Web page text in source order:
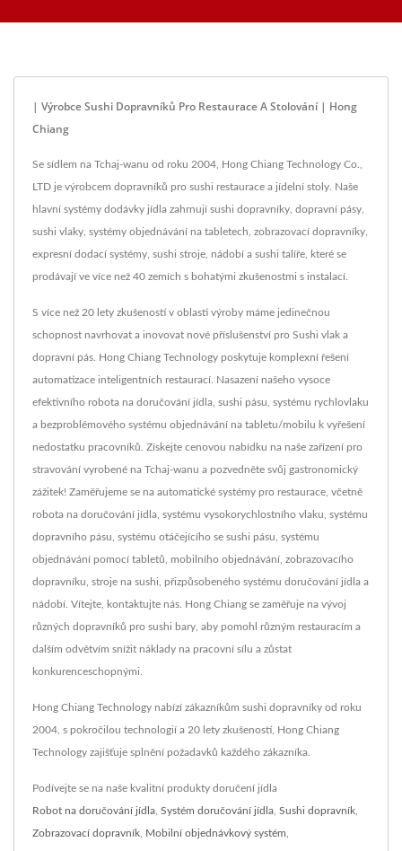
Jídla | Hong Chiang
nádobí. Vítejte, kontaktujte nás.
| Výrobce Sushi Dopravníků Pro Restaurace A Stolování | Hong
Chiang
Se sídlem na Tchaj-wanu od roku 2004, Hong Chiang Technology Co.,
LTD je výrobcem dopravníků pro sushi restaurace a jídelní stoly. Naše
hlavní systémy dodávky jídla zahrnují sushi dopravníky, dopravní pásy,
sushi vlaky, systémy objednávání na tabletech, zobrazovací dopravníky,
expresní dodací systémy, sushi stroje, nádobí a sushi talíře, které se
prodávají ve více než 40 zemích s bohatými zkušenostmi s instalací.
S více než 20 lety zkušeností v oblasti výroby máme jedinečnou
schopnost navrhovat a inovovat nové příslušenství pro Sushi vlak a
dopravní pás. Hong Chiang Technology poskytuje komplexní řešení
automatizace inteligentních restaurací. Nasazení našeho vysoce
efektivního robota na doručování jídla, sushi pásu, systému rychlovlaku
a bezproblémového systému objednávání na tabletu/mobilu k vyřešení
nedostatku pracovníků. Získejte cenovou nabídku na naše zařízení pro
stravování vyrobené na Tchaj-wanu a pozvedněte svůj gastronomický
zážitek! Zaměřujeme se na automatické systémy pro restaurace, včetně
robota na doručování jídla, systému vysokorychlostního vlaku, systému
dopravního pásu, systému otáčejícího se sushi pásu, systému
objednávání pomocí tabletů, mobilního objednávání, zobrazovacího
dopravníku, stroje na sushi, přizpůsobeného systému doručování jídla a
nádobí. Vítejte, kontaktujte nás. Hong Chiang se zaměřuje na vývoj
různých dopravníků pro sushi bary, aby pomohl různým restauracím a
dalším odvětvím snížit náklady na pracovní sílu a zůstat
konkurenceschopnými.
Hong Chiang Technology nabízí zákazníkům sushi dopravníky od roku
2004, s pokročilou technologií a 20 lety zkušeností, Hong Chiang
Technology zajišťuje splnění požadavků každého zákazníka.
Podívejte se na naše kvalitní produkty doručení jídla
Robot na doručování jídla Systém doručování jídla Sushi dopravník
Zobrazovací dopravník Mobilní objednávkový systém